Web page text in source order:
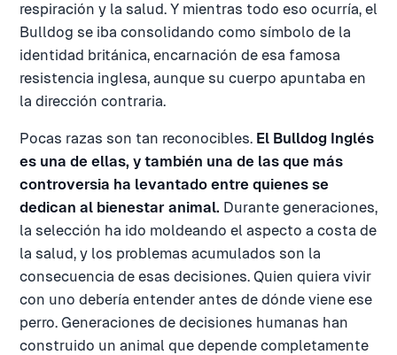
respiración y la salud. Y mientras todo eso ocurría, el
Bulldog se iba consolidando como símbolo de la
identidad británica, encarnación de esa famosa
resistencia inglesa, aunque su cuerpo apuntaba en
la dirección contraria.
Pocas razas son tan reconocibles. El Bulldog Inglés
es una de ellas, y también una de las que más
controversia ha levantado entre quienes se
dedican al bienestar animal. Durante generaciones,
la selección ha ido moldeando el aspecto a costa de
la salud, y los problemas acumulados son la
consecuencia de esas decisiones. Quien quiera vivir
con uno debería entender antes de dónde viene ese
perro. Generaciones de decisiones humanas han
construido un animal que depende completamente